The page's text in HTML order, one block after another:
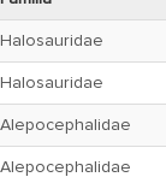
Halosauridae
Halosauridae
Alepocephalidae
Alepocephalidae